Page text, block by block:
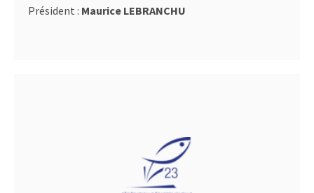
Président : Maurice LEBRANCHU